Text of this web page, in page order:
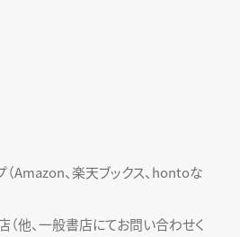
（Amazon、楽天ブックス、hontoな
（他、一般書店にてお問い合わせく